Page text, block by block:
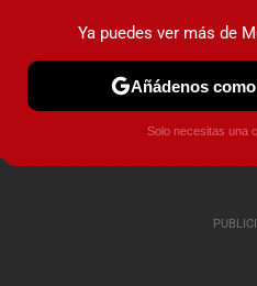
PRUEBAS COCHES
Ya puedes ver más de
Añádenos
Solo necesitas una